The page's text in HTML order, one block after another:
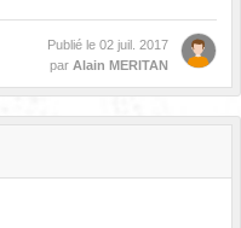
Publié le 02 juil. 2017
par Alain MERITAN